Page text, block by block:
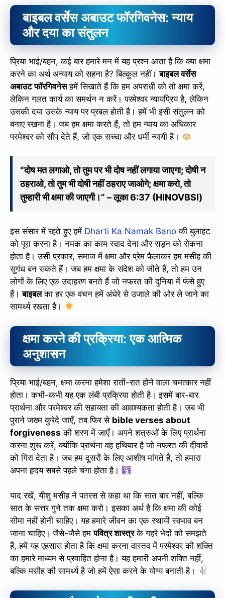
बाइबल वर्सेस अबाउट फॉरगिवनेस: न्याय
और दया का संतुलन
प्रिया भाई/बहन, कई बार हमारे मन में यह प्रश्न आता है कि क्या क्षमा
करने का अर्थ अन्याय को सहना है? बिल्कुल नहीं।बाइबल वर्सेस
अबाउट फॉरगिवनेसहमें सिखाते हैं कि हम अपराधी को तो क्षमा करें,
लेकिन गलत कार्य का समर्थन न करें। परमेश्वर न्यायप्रिय है, लेकिन
उसकी दया उसके न्याय पर प्रबल होती है। हमें भी इसी संतुलन को
बनाए रखना है। जब हम क्षमा करते हैं, तो हम न्याय का अधिकार
परमेश्वर को सौंप देते हैं, जो एक सच्चा और धर्मी न्यायी है।
“दोष मत लगाओ, तो तुम पर भी दोष नहीं लगाया जाएगा; दोषी न
ठहराओ, तो तुम भी दोषी नहीं ठहराए जाओगे; क्षमा करो, तो
तुम्हारी भी क्षमा की जाएगी।” – लूका 6:37 (HINOVBSI)
इस संसार में रहते हुए हमें Dharti Ka Namak Bano की बुलाहट
को पूरा करना है। नमक का काम स्वाद देना और सड़न को रोकना
होता है। उसी प्रकार, समाज में क्षमा और प्रेम फैलाकर हम मसीह की
सुगंध बन सकते हैं। जब हम क्षमा के संदेश को जीते हैं, तो हम उन
लोगों के लिए एक उदाहरण बनते हैं जो नफरत की दुनिया में फंसे हुए
हैं।बाइबलका हर एक वचन हमें अंधेरे से उजाले की ओर ले जाने का
सामर्थ्य रखता है।
क्षमा करने की प्रक्रिया: एक आत्मिक
अनुशासन
प्रिया भाई/बहन, क्षमा करना हमेशा रातों-रात होने वाला चमत्कार नहीं
होता। कभी-कभी यह एक लंबी प्रक्रिया होती है। इसमें बार-बार
प्रार्थना और परमेश्वर की सहायता की आवश्यकता होती है। जब भी
पुराने जख्म कुरेदे जाएँ, तब फिर से bible verses about
forgiveness की शरण में जाएँ। अपने शत्रुओं के लिए प्रार्थना
करना शुरू करें, क्योंकि प्रार्थना वह हथियार है जो नफरत की दीवारों
को गिरा देता है। जब हम दूसरों के लिए आशीष मांगते हैं, तो हमारा
अपना हृदय सबसे पहले चंगा होता है।
याद रखें, यीशु मसीह ने पतरस से कहा था कि सात बार नहीं, बल्कि
सात के सत्तर गुने तक क्षमा करो। इसका अर्थ है कि क्षमा की कोई
सीमा नहीं होनी चाहिए। यह हमारे जीवन का एक स्थायी स्वभाव बन
जाना चाहिए। जैसे-जैसे हमपवित्र शास्त्रके गहरे भेदों को समझते
हैं, हमें यह एहसास होता है कि क्षमा करना वास्तव में परमेश्वर की शक्ति
का हमारे माध्यम से प्रवाहित होना है। यह हमारी अपनी शक्ति नहीं,
बल्कि मसीह की सामर्थ्य है जो हमें ऐसा करने के योग्य बनाती है।